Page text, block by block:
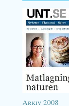
Arkiv 2008